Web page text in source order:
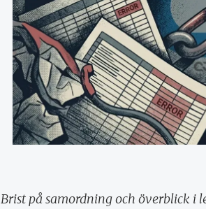
Brist på samordning och överblick i